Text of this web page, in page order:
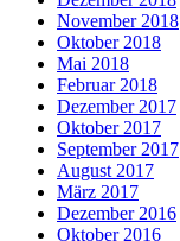
November 2018
Oktober 2018
Mai 2018
Februar 2018
Dezember 2017
Oktober 2017
September 2017
August 2017
März 2017
Dezember 2016
Oktober 2016